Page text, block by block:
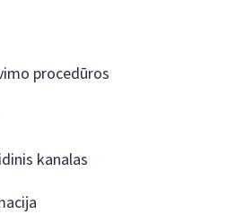
procedūros
kanalas